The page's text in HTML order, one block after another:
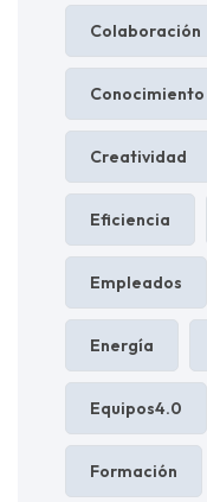
Colaboración
Conocimiento
Creatividad
Eficiencia
Empleados
Energía
Equipos4.0
Formación